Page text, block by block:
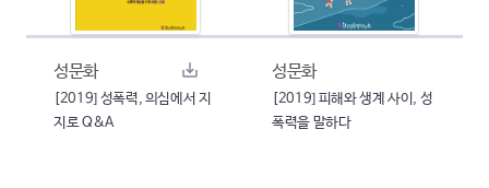
성문화
[2019] 성폭력, 의심에서 지
지로 Q&A
성문화
[2019] 피해와 생계 사이, 성
폭력을 말하다